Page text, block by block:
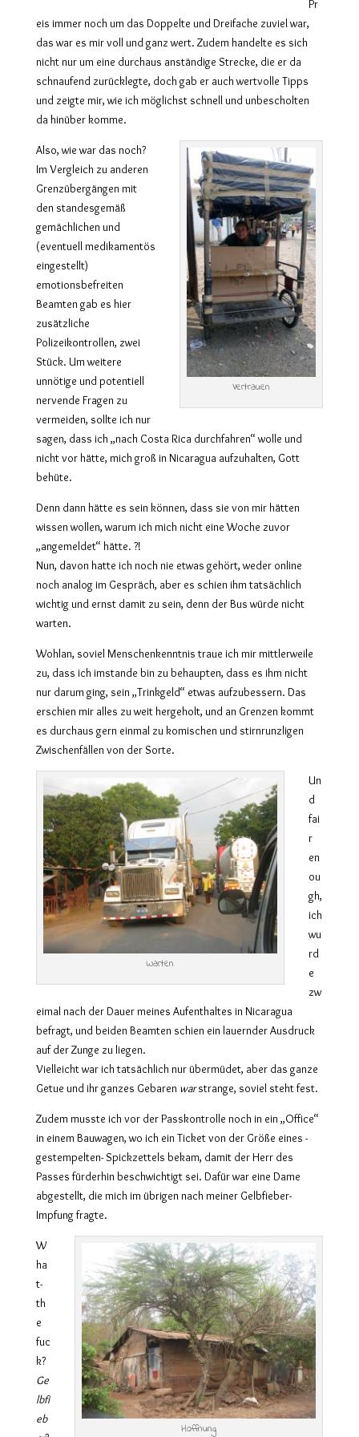
Pr
eis immer noch um das Doppelte und Dreifache zuviel war,
das war es mir voll und ganz wert. Zudem handelte es sich
nicht nur um eine durchaus anständige Strecke, die er da
schnaufend zurücklegte, doch gab er auch wertvolle Tipps
und zeigte mir, wie ich möglichst schnell und unbescholten
da hinüber komme.
Vertrauen
Also, wie war das noch?
Im Vergleich zu anderen
Grenzübergängen mit
den standesgemäß
gemächlichen und
(eventuell medikamentös
eingestellt)
emotionsbefreiten
Beamten gab es hier
zusätzliche
Polizeikontrollen, zwei
Stück. Um weitere
unnötige und potentiell
nervende Fragen zu
vermeiden, sollte ich nur
sagen, dass ich „nach Costa Rica durchfahren“ wolle und
nicht vor hätte, mich groß in Nicaragua aufzuhalten, Gott
behüte.
Denn dann hätte es sein können, dass sie von mir hätten
wissen wollen, warum ich mich nicht eine Woche zuvor
„angemeldet“ hätte. ?!
Nun, davon hatte ich noch nie etwas gehört, weder online
noch analog im Gespräch, aber es schien ihm tatsächlich
wichtig und ernst damit zu sein, denn der Bus würde nicht
warten.
Wohlan, soviel Menschenkenntnis traue ich mir mittlerweile
zu, dass ich imstande bin zu behaupten, dass es ihm nicht
nur darum ging, sein „Trinkgeld“ etwas aufzubessern. Das
erschien mir alles zu weit hergeholt, und an Grenzen kommt
es durchaus gern einmal zu komischen und stirnrunzligen
Zwischenfällen von der Sorte.
Warten
Un
d
fai
r
en
ou
gh,
ich
wu
rd
e
zw
eimal nach der Dauer meines Aufenthaltes in Nicaragua
befragt, und beiden Beamten schien ein lauernder Ausdruck
auf der Zunge zu liegen.
Vielleicht war ich tatsächlich nur übermüdet, aber das ganze
Getue und ihr ganzes Gebaren warstrange, soviel steht fest.
Zudem musste ich vor der Passkontrolle noch in ein „Office“
in einem Bauwagen, wo ich ein Ticket von der Größe eines -
gestempelten- Spickzettels bekam, damit der Herr des
Passes fürderhin beschwichtigt sei. Dafür war eine Dame
abgestellt, die mich im übrigen nach meiner Gelbfieber-
Impfung fragte.
Hoffnung
W
ha
t-
th
e
fuc
k?
Ge
lbfi
eb